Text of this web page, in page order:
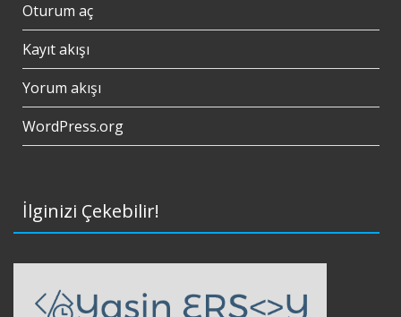
Oturum aç
Kayıt akışı
Yorum akışı
WordPress.org
İlginizi Çekebilir!